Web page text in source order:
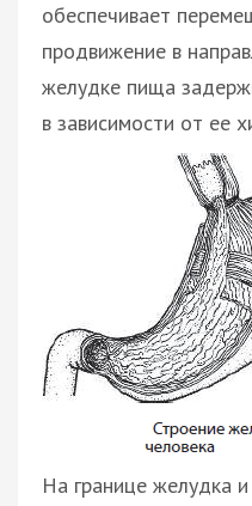
обеспечивает
продвижение в
желудке пища
в зависимости от ее
На границе желудка